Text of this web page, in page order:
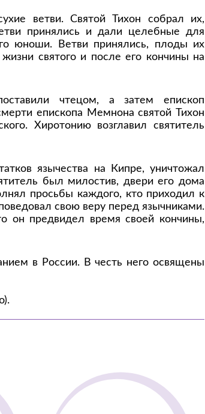
ветви. Святой Тихон собрал их,
принялись и дали целебные для
юноши. Ветви принялись, плоды их
святого и после его кончины на
чтецом, а затем епископ
епископа Мемнона святой Тихон
Хиротонию возглавил святитель
язычества на Кипре, уничтожал
был милостив, двери его дома
просьбы каждого, кто приходил к
свою веру перед язычниками.
он предвидел время своей кончины,
в России. В честь него освящены